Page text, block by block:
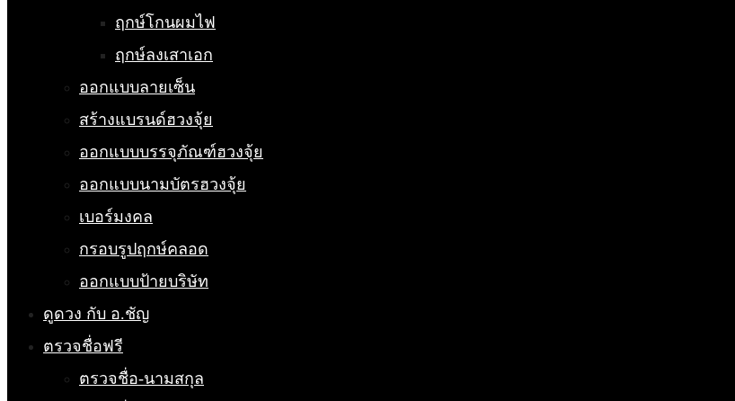
ฤกษ์โกนผมไฟ
ฤกษ์ลงเสาเอก
ออกแบบลายเซ็น
สร้างแบรนด์ฮวงจุ้ย
ออกแบบบรรจุภัณฑ์ฮวงจุ้ย
ออกแบบนามบัตรฮวงจุ้ย
เบอร์มงคล
กรอบรูปฤกษ์คลอด
ออกแบบป้ายบริษัท
ดูดวง กับ อ.ชัญ
ตรวจชื่อฟรี
ตรวจชื่อ-นามสกุล